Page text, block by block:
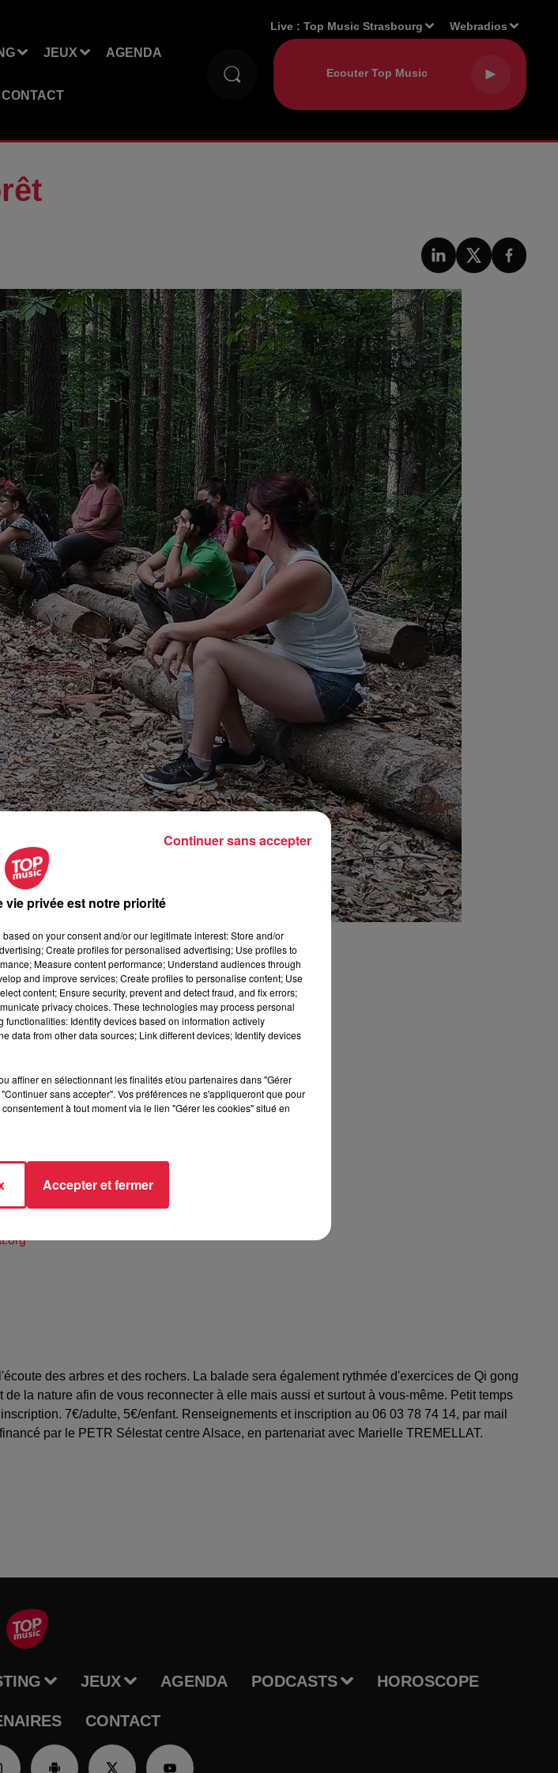
JEUX AGENDA
CONTACT
Live :Top Music Strasbourg Webradios
des arbres et des rochers. La balade sera également rythmée d'exercices de Qi gong
la nature afin de vous reconnecter à elle mais aussi et surtout à vous-même. Petit temps
7€/adulte, 5€/enfant. Renseignements et inscription au 06 03 78 74 14, par mail
par le PETR Sélestat centre Alsace, en partenariat avec Marielle TREMELLAT.
JEUX AGENDA PODCASTS HOROSCOPE
CONTACT
vie privée est notre priorité
on your consent and/or our legitimate interest: Store and/or
Create profiles for personalised advertising; Use profiles to
Measure content performance; Understand audiences through
and improve services; Create profiles to personalise content; Use
content; Ensure security, prevent and detect fraud, and fix errors;
privacy choices. These technologies may process personal
Identify devices based on information actively
data from other data sources; Link different devices; Identify devices
affiner en sélectionnant les finalités et/ou partenaires dans "Gérer
sans accepter". Vos préférences ne s'appliqueront que pour
à tout moment via le lien "Gérer les cookies" situé en
Accepter et fermer
Continuer sans accepter